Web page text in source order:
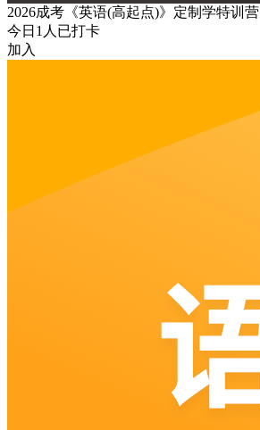
2026成考《英语(高起点)》定制学特训营
今日 1 人已打卡
加入